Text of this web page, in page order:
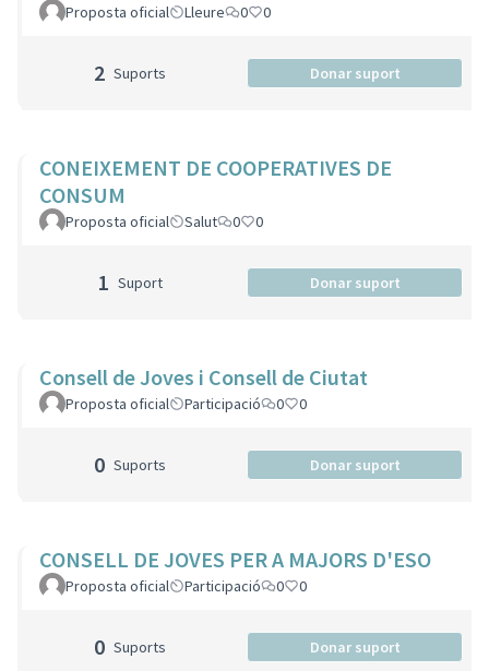
Proposta oficial Lleure 0 0
2 Suports Donar suport
CONEIXEMENT DE COOPERATIVES DE
CONSUM
Proposta oficial Salut 0 0
1 Suport Donar suport
Consell de Joves i Consell de Ciutat
Proposta oficial Participació 0 0
0 Suports Donar suport
CONSELL DE JOVES PER A MAJORS D'ESO
Proposta oficial Participació 0 0
0 Suports Donar suport